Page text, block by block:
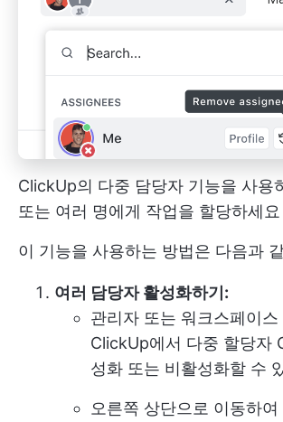
ClickUp의 다중 담당자 기능을 사용
또는 여러 명에게 작업을 할당하세요
이 기능을 사용하는 방법은 다음과
여러 담당자 활성화하기:
관리자 또는 워크스페이스
ClickUp에서 다중 할당자
성화 또는 비활성화할 수
오른쪽 상단으로 이동하